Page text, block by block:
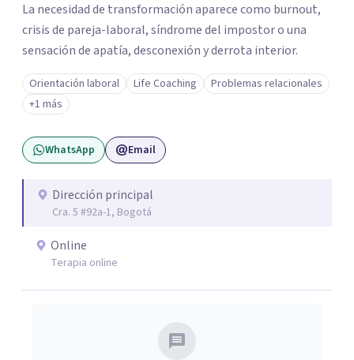
La necesidad de transformación aparece como burnout,
crisis de pareja-laboral, síndrome del impostor o una
sensación de apatía, desconexión y derrota interior.
Orientación laboral Life Coaching
Problemas relacionales
+1 más
WhatsApp Email
Dirección principal
Cra. 5 #92a-1, Bogotá
Online
Terapia online